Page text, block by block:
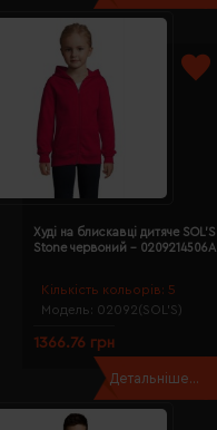
Кількість кольорів: 5
Модель: 02092(SOL’S)
Худі на блискавці дитяче SOL'S
Stone червоний - 0209214506A
1366.76 грн
Детальніше...